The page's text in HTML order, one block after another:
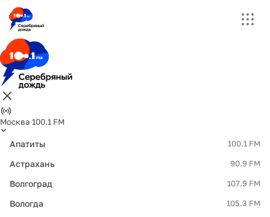
Москва 100.1 FM
Апатиты 100.1 FM
Астрахань 90.9 FM
Волгоград 107.9 FM
Вологда 105.3 FM